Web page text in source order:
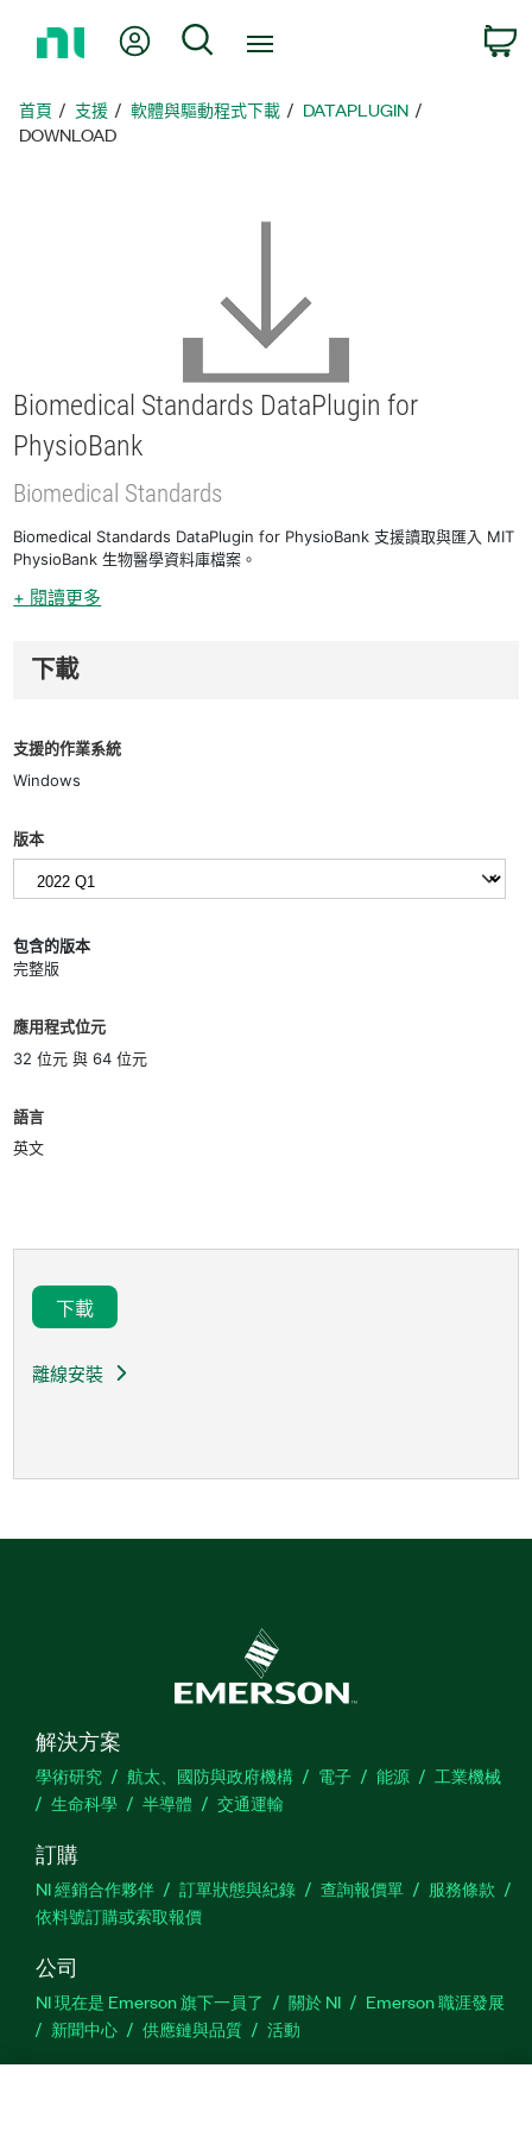
頁
我的帳號 搜尋
首頁 支援 軟體與驅動程式下載
DATAPLUGIN
DOWNLOAD
Biomedical Standards DataPlugin for
PhysioBank
Biomedical Standards
Biomedical Standards DataPlugin for PhysioBank 支援讀取與匯入 MIT
PhysioBank 生物醫學資料庫檔案。
+ 閱讀更多
下載
支援的作業系統
Windows
版本
包含的版本
完整版
應用程式位元
32 位元 與 64 位元
語言
英文
下載
離線安裝
解決方案
學術研究 航太、國防與政府機構 電子 能源
工業機械
生命科學
半導體 交通運輸
訂購
NI 經銷合作夥伴 訂單狀態與紀錄 查詢報價單
服務條款
依料號訂購或索取報價
公司
NI 現在是 Emerson 旗下一員了 關於 NI
Emerson 職涯發展
新聞中心
供應鏈與品質 活動